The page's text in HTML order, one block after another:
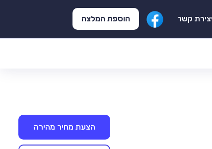
יצירת קשר הוספת המלצה
הצעת מחיר מהירה